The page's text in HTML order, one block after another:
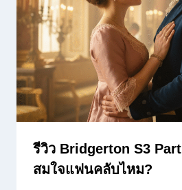
รีวิว Bridgerton S3
สมใจแฟนคลับไหม?